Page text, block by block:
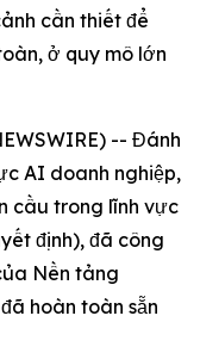
cần thiết để
ở quy mô lớn
-- Đánh
AI doanh nghiệp,
cầu trong lĩnh vực
định), đã công
Nền tảng
hoàn toàn sẵn